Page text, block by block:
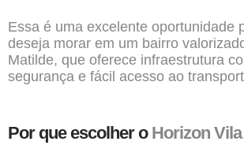
Essa é uma excelente oportunidade
deseja morar em um bairro
Matilde, que oferece infraestrutura
segurança e fácil acesso ao
Por que escolher o Horizon